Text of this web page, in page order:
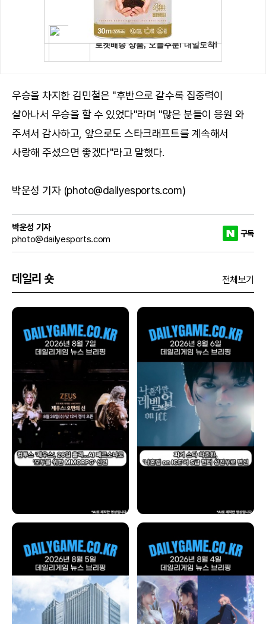
우승을 차지한 김민철은 "후반으로 갈수록 집중력이
살아나서 우승을 할 수 있었다"라며 "많은 분들이 응원 와
주셔서 감사하고, 앞으로도 스타크래프트를 계속해서
사랑해 주셨으면 좋겠다"라고 말했다.
박운성 기자 (photo@dailyesports.com)
박운성 기자
photo@dailyesports.com
구독
데일리 숏 전체보기